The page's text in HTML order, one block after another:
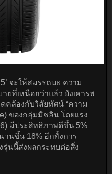
จะให้สมรรถนะ ความ
ยที่เหนือกว่าแล้ว ยังเคารพ
คล้องกับวิสัยทัศน์ “ความ
ของกลุ่มมิชลิน โดยแรง
มีประสิทธิภาพดีขึ้น 5%
านขึ้น 18% อีกทั้งการ
รุ่นนี้ส่งผลกระทบต่อสิ่ง